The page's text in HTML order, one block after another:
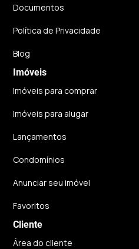
Documentos
Política de Privacidade
Blog
Imóveis
Imóveis para comprar
Imóveis para alugar
Lançamentos
Condomínios
Anunciar seu imóvel
Favoritos
Cliente
Área do cliente